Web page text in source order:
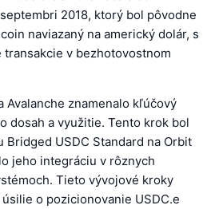
2018, ktorý bol pôvodne
naviazaný na americký dolár, s
v bezhotovostnom
Avalanche znamenalo kľúčový
dosah a využitie. Tento krok bol
USDC Standard na Orbit
jeho integráciu v rôznych
Tieto vývojové kroky
o pozicionovanie USDC.e